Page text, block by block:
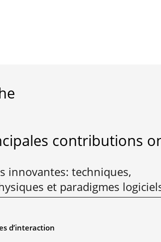
contributions
innovantes: techniques,
et paradigmes
d’interaction